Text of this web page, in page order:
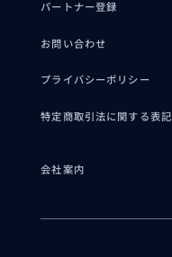
パートナー登録
お問い合わせ
プライバシーポリシー
特定商取引法に関する表記
会社案内